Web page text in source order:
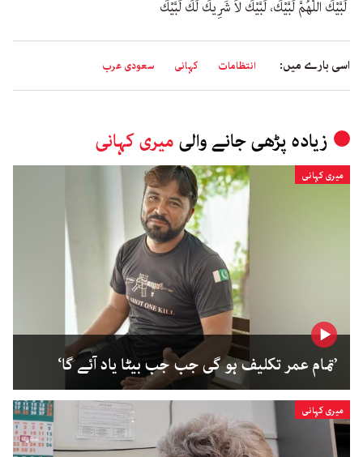
‏ لَبَّيْكَ اللَّهُمَّ لَبَّيْكَ، لَبَّيْكَ لاَ شَرِيكَ لَكَ لَبَّيْكَ
اسی بارے میں: انتظامات کہانی سعودی عرب
زیادہ پڑھی جانے والی میری کہانی
میری کہانی
’تمام عمر تکلیف ہو گی جب جب بیٹا یاد آئے گا‘
میری کہانی